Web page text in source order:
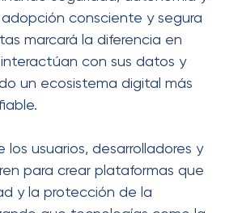
consciente y segura
marcará la diferencia en
con sus datos y
un ecosistema digital más
los usuarios, desarrolladores y
para crear plataformas que
y la protección de la